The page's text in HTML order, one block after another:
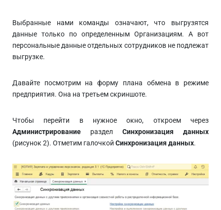
Выбранные нами команды означают, что выгрузятся
данные только по определенным Организациям. А вот
персональные данные отдельных сотрудников не подлежат
выгрузке.
Давайте посмотрим на форму плана обмена в режиме
предприятия. Она на третьем скриншоте.
Чтобы перейти в нужное окно, откроем через
Администрирование раздел Синхронизация данных
(рисунок 2). Отметим галочкой Синхронизация данных.